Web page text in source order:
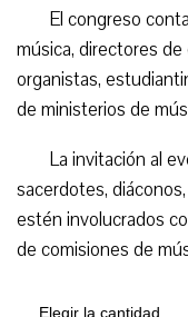
El congreso
música, directores
organistas,
de ministerios de
La invitación al
sacerdotes,
estén involucrados
de comisiones de